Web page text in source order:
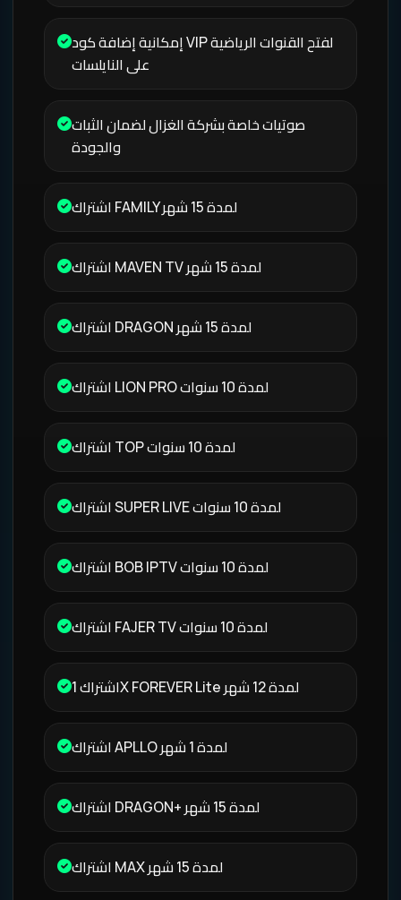
إمكانية إضافة كود VIP لفتح القنوات الرياضية
على النايلسات
صوتيات خاصة بشركة الغزال لضمان الثبات
والجودة
اشتراك FAMILY لمدة 15 شهر
اشتراك MAVEN TV لمدة 15 شهر
اشتراك DRAGON لمدة 15 شهر
اشتراك LION PRO لمدة 10 سنوات
اشتراك TOP لمدة 10 سنوات
اشتراك SUPER LIVE لمدة 10 سنوات
اشتراك BOB IPTV لمدة 10 سنوات
اشتراك FAJER TV لمدة 10 سنوات
اشتراك 1X FOREVER Lite لمدة 12 شهر
اشتراك APLLO لمدة 1 شهر
اشتراك DRAGON+ لمدة 15 شهر
اشتراك MAX لمدة 15 شهر